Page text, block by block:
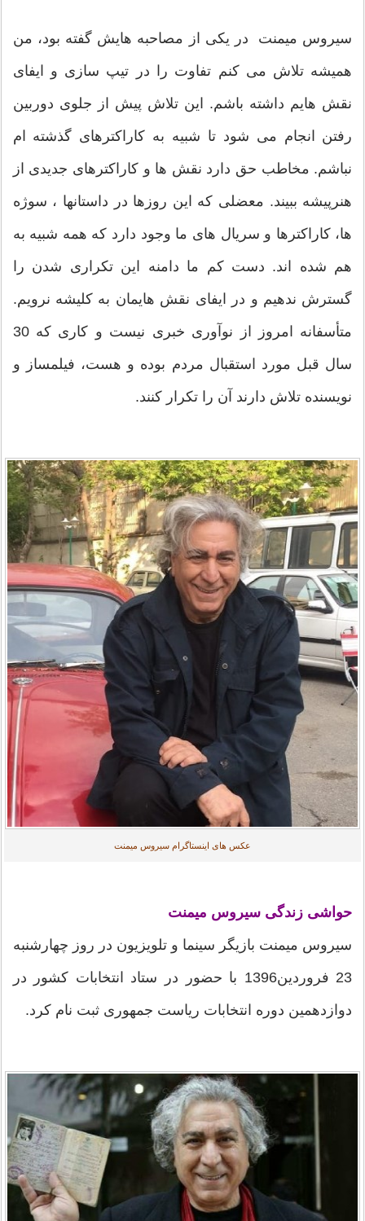
سیروس میمنت در یکی از مصاحبه هایش گفته بود، من
همیشه تلاش می کنم تفاوت را در تیپ سازی و ایفای
نقش هایم داشته باشم. این تلاش پیش از جلوی دوربین
رفتن انجام می شود تا شبیه به کاراکترهای گذشته ام
نباشم. مخاطب حق دارد نقش ها و کاراکترهای جدیدی از
هنرپیشه ببیند. معضلی که این روزها در داستانها ، سوژه
ها، کاراکترها و سریال های ما وجود دارد که همه شبیه به
هم شده اند. دست کم ما دامنه این تکراری شدن را
گسترش ندهیم و در ایفای نقش هایمان به کلیشه نرویم.
متأسفانه امروز از نوآوری خبری نیست و کاری که 30
سال قبل مورد استقبال مردم بوده و هست، فیلمساز و
نویسنده تلاش دارند آن را تکرار کنند.
عکس های اینستاگرام سیروس میمنت
حواشی زندگی سیروس میمنت
سیروس میمنت بازیگر سینما و تلویزیون در روز چهارشنبه
23 فروردین1396 با حضور در ستاد انتخابات کشور در
دوازدهمین دوره انتخابات ریاست جمهوری ثبت نام کرد.